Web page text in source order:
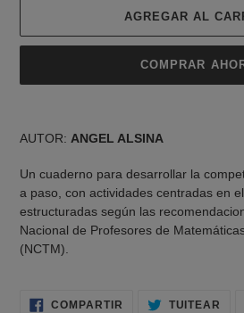
AGREGAR AL
COMPRAR
a
carrito
de
compra
AUTOR: ANGEL ALSINA
Un cuaderno para desarrollar la
a paso, con actividades centradas en
estructuradas según las
Nacional de Profesores de
(NCTM).
COMPARTIR COMPARTIRTUITEAR